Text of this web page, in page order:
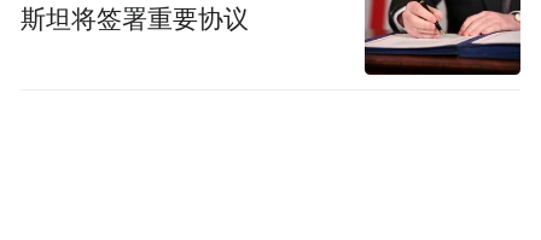
斯坦将签署重要协议